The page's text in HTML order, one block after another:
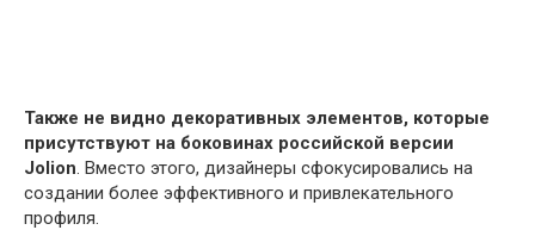
Также не видно декоративных элементов, которые
присутствуют на боковинах российской версии
Jolion. Вместо этого, дизайнеры сфокусировались на
создании более эффективного и привлекательного
профиля.